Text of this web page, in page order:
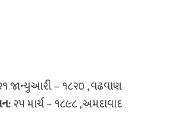
જાન્યુઆરી – ૧૮૨૦ , વઢવાણ
૨૫ માર્ચ – ૧૮૯૮ , અમદાવાદ